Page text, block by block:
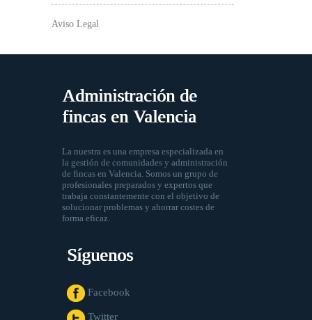
Aviso Legal
Administración de
fincas en Valencia
La nuestra es una empresa especializada en
la gestión de comunidades y administración
de fincas en Valencia. Somos un grupo de
profesionales preparados y expertos que
trabaja constantemente con el objetivo de
solucionar problemas y ahorrar costes de
forma eficaz.
Síguenos
Facebook
Twitter